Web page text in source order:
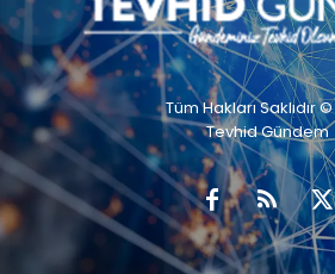
Tüm Hakları Saklıdır ©
Tevhid Gündem